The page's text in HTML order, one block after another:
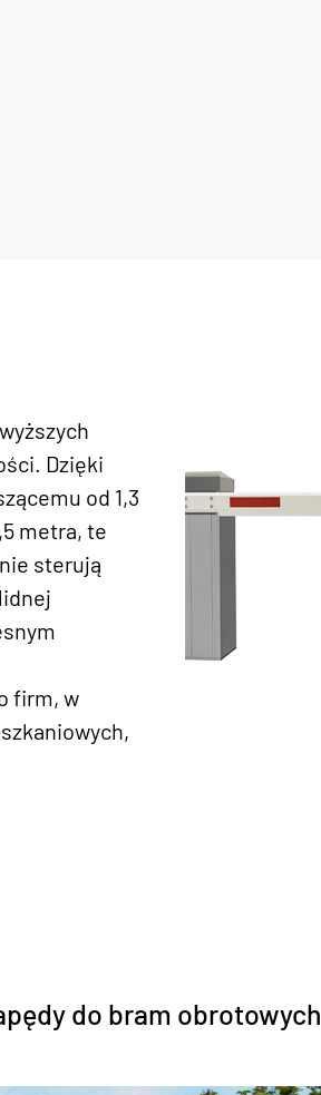
Dzięki
od 1,3
metra, te
sterują
firm, w
do bram obrotowych